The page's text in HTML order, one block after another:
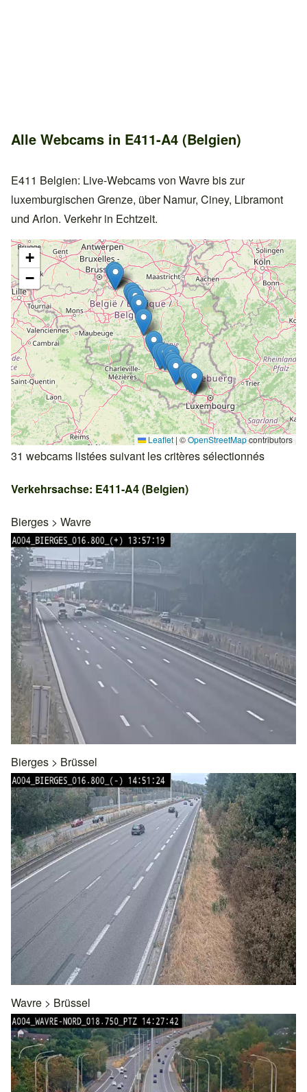
Alle Webcams in E411-A4 (Belgien)
E411 Belgien: Live-Webcams von Wavre bis zur
luxemburgischen Grenze, über Namur, Ciney, Libramont
und Arlon. Verkehr in Echtzeit.
+
−
Leaflet | ©OpenStreetMapcontributors
31 webcams listées suivant les critères sélectionnés
Verkehrsachse: E411-A4 (Belgien)
Bierges > Wavre
Bierges > Brüssel
Wavre > Brüssel